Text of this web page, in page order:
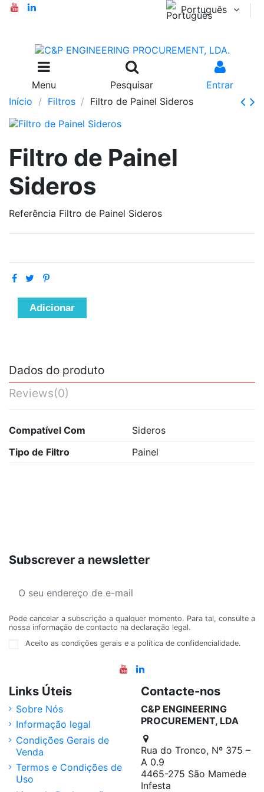
Português
Menu Pesquisar
Entrar
Início
Filtros Filtro de Painel Sideros
Filtro de Painel
Sideros
Referência Filtro de Painel Sideros
Adicionar
Dados do produto
Reviews(0)
Compatível Com
Sideros
Tipo de Filtro
Painel
Subscrever a newsletter
Pode cancelar a subscrição a qualquer momento. Para tal, consulte a
nossa informação de contacto na declaração legal.
Aceito as condições gerais e a política de confidencialidade.
Links Úteis
Sobre Nós
Informação legal
Condições Gerais de
Venda
Termos e Condições de
Uso
Contacte-nos
C&P ENGINEERING
PROCUREMENT, LDA
Rua do Tronco, Nº 375 –
A 0.9
4465-275 São Mamede
Infesta